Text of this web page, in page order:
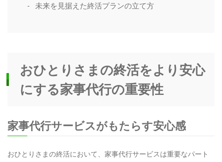
未来を見据えた終活プランの立て方
おひとりさまの終活をより安心
にする家事代行の重要性
家事代行サービスがもたらす安心感
おひとりさまの終活において、家事代行サービスは重要なパート